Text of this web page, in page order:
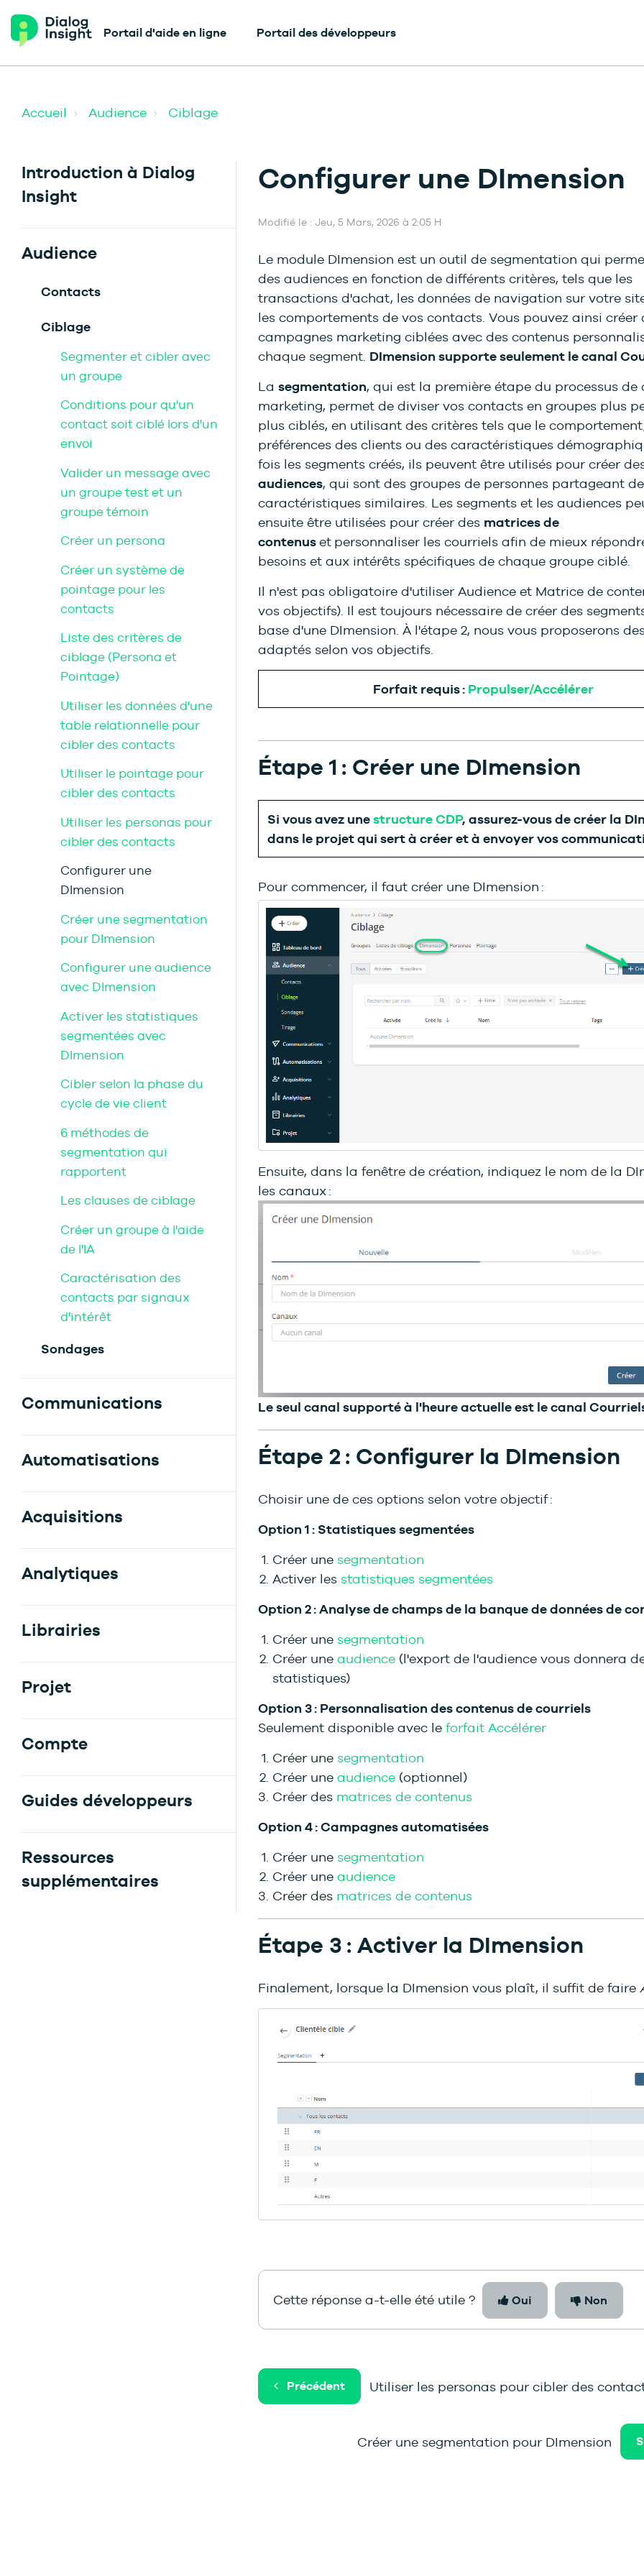
Portail d'aide en ligne Portail des développeurs
Accueil Audience Ciblage
Introduction à Dialog
Insight
Audience
Contacts
Ciblage
Segmenter et cibler avec
un groupe
Conditions pour qu'un
contact soit ciblé lors d'un
envoi
Valider un message avec
un groupe test et un
groupe témoin
Créer un persona
Créer un système de
pointage pour les
contacts
Liste des critères de
ciblage (Persona et
Pointage)
Utiliser les données d'une
table relationnelle pour
cibler des contacts
Utiliser le pointage pour
cibler des contacts
Utiliser les personas pour
cibler des contacts
Configurer une
DImension
Créer une segmentation
pour DImension
Configurer une audience
avec DImension
Activer les statistiques
segmentées avec
DImension
Cibler selon la phase du
cycle de vie client
6 méthodes de
segmentation qui
rapportent
Les clauses de ciblage
Créer un groupe à l'aide
de l'IA
Caractérisation des
contacts par signaux
d'intérêt
Sondages
Communications
Automatisations
Acquisitions
Analytiques
Librairies
Projet
Compte
Guides développeurs
Ressources
supplémentaires
Configurer une DImension
Modifié le : Jeu, 5 Mars, 2026 à 2:05 H
Le module DImension est un outil de segmentation qui
des audiences en fonction de différents critères, tels que les
transactions d'achat, les données de navigation sur votre
les comportements de vos contacts. Vous pouvez ainsi créer
campagnes marketing ciblées avec des contenus
chaque segment. DImension supporte seulement le canal
La segmentation, qui est la première étape du processus de
marketing, permet de diviser vos contacts en groupes plus
plus ciblés, en utilisant des critères tels que le
préférences des clients ou des caractéristiques
fois les segments créés, ils peuvent être utilisés pour créer
audiences, qui sont des groupes de personnes partageant
caractéristiques similaires. Les segments et les audiences
ensuite être utilisées pour créer des matrices de
contenuset personnaliser les courriels afin de mieux
besoins et aux intérêts spécifiques de chaque groupe ciblé.
Il n'est pas obligatoire d'utiliser Audience et Matrice de
vos objectifs). Il est toujours nécessaire de créer des
base d'une DImension. À l'étape 2, nous vous proposerons
adaptés selon vos objectifs.
Forfait requis : Propulser/Accélérer
Étape 1 : Créer une DImension
Si vous avez unestructure CDP, assurez-vous de créer la
dans le projet qui sert à créer et à envoyer vos
Pour commencer, il faut créer une DImension :
Ensuite, dans la fenêtre de création, indiquez le nom de la
les canaux :
Le seul canal supporté à l'heure actuelle est le canal
Étape 2 : Configurer la DImension
Choisir une de ces options selon votre objectif :
Option 1 : Statistiques segmentées
Créer une segmentation
Activer les statistiques segmentées
Option 2 : Analyse de champs de la banque de données de
Créer une segmentation
Créer une audience(l'export de l'audience vous donnera
statistiques)
Option 3 : Personnalisation des contenus de courriels
Seulement disponible avec le forfait Accélérer
Créer une segmentation
Créer une audience(optionnel)
Créer des matrices de contenus
Option 4 : Campagnes automatisées
Créer une segmentation
Créer une audience
Créer des matrices de contenus
Étape 3 : Activer la DImension
Finalement, lorsque la DImension vous plaît, il suffit de faire
Cette réponse a-t-elle été utile ? Oui Non
Précédent Utiliser les personas pour cibler des
Créer une segmentation pour DImension